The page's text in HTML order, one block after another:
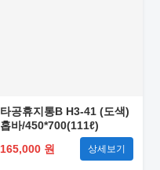
타공휴지통B H3-41 (도색)
홉바/450*700(111ℓ)
165,000 원
상세보기